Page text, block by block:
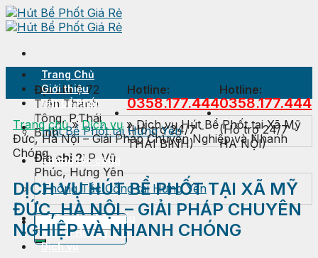
Skip
to
Địa chỉ 1:72
Trần Thánh
Tông, P.Thái
Bình
Địa chỉ 2: P. Vũ
Phúc, Hưng Yên
Hotline:
0358.177.444
(Hỗ trợ 24/7 -
THÁI BÌNH)
Hotline:
0358.177.444
(Hỗ trợ 24/7 -
HÀ NỘI)
Trang Chủ
Giới thiệu
Hút bể Phốt
Hút Bể Phốt tại Hưng Yên
Thông tắc cống
Thông Tắc Cống tại Hưng Yên
Thông tắc Bồn cầu
Mẹo & Hướng Dẫn
Dịch vụ
Trang chủ»Dịch vụ»Dịch vụ Hút Bể Phốt tại Xã Mỹ
Đức, Hà Nội – Giải Pháp Chuyên Nghiệp và Nhanh
Chóng
DỊCH VỤ HÚT BỂ PHỐT TẠI XÃ MỸ
ĐỨC, HÀ NỘI – GIẢI PHÁP CHUYÊN
NGHIỆP VÀ NHANH CHÓNG